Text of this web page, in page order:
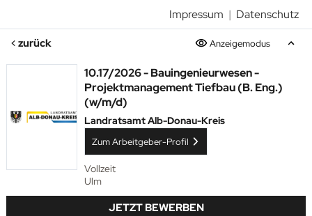
Impressum | Datenschutz
zurück Anzeigemodus
10.17/2026 - Bauingenieurwesen -
Projektmanagement Tiefbau (B. Eng.)
(w/m/d)
Landratsamt Alb-Donau-Kreis
Zum Arbeitgeber-Profil
Vollzeit
Ulm
JETZT BEWERBEN